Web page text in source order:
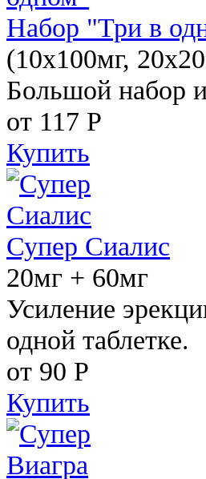
Набор "Три в
(10x100мг,
Большой набор
от 117 Р
Купить
Супер Сиалис
20мг + 60мг
Усиление
одной таблетке.
от 90 Р
Купить